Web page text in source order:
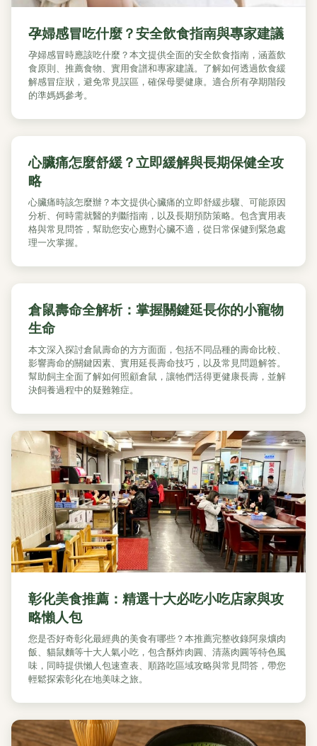
孕婦感冒吃什麼？安全飲食指南與專家建議
孕婦感冒時應該吃什麼？本文提供全面的安全飲食指南，涵蓋飲
食原則、推薦食物、實用食譜和專家建議。了解如何透過飲食緩
解感冒症狀，避免常見誤區，確保母嬰健康。適合所有孕期階段
的準媽媽參考。
心臟痛怎麼舒緩？立即緩解與長期保健全攻
略
心臟痛時該怎麼辦？本文提供心臟痛的立即舒緩步驟、可能原因
分析、何時需就醫的判斷指南，以及長期預防策略。包含實用表
格與常見問答，幫助您安心應對心臟不適，從日常保健到緊急處
理一次掌握。
倉鼠壽命全解析：掌握關鍵延長你的小寵物
生命
本文深入探討倉鼠壽命的方方面面，包括不同品種的壽命比較、
影響壽命的關鍵因素、實用延長壽命技巧，以及常見問題解答。
幫助飼主全面了解如何照顧倉鼠，讓牠們活得更健康長壽，並解
決飼養過程中的疑難雜症。
彰化美食推薦：精選十大必吃小吃店家與攻
略懶人包
您是否好奇彰化最經典的美食有哪些？本推薦完整收錄阿泉爌肉
飯、貓鼠麵等十大人氣小吃，包含酥炸肉圓、清蒸肉圓等特色風
味，同時提供懶人包速查表、順路吃區域攻略與常見問答，帶您
輕鬆探索彰化在地美味之旅。